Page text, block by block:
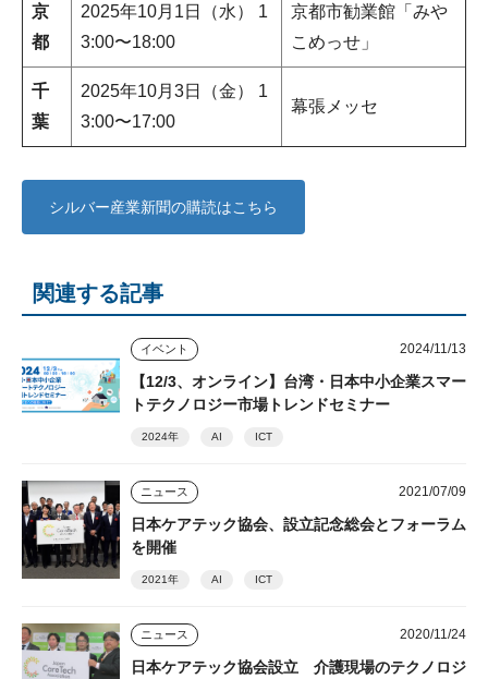
京
都
2025年10月1日（水） 1
3:00〜18:00
京都市勧業館「みや
こめっせ」
千
葉
2025年10月3日（金） 1
3:00〜17:00
幕張メッセ
シルバー産業新聞の購読はこちら
関連する記事
イベント 2024/11/13
【12/3、オンライン】台湾・日本中小企業スマー
トテクノロジー市場トレンドセミナー
2024年 AI ICT
ニュース 2021/07/09
日本ケアテック協会、設立記念総会とフォーラム
を開催
2021年 AI ICT
ニュース 2020/11/24
日本ケアテック協会設立 介護現場のテクノロジ